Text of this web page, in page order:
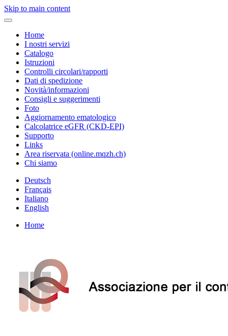
Skip to main content
Home
I nostri servizi
Catalogo
Istruzioni
Controlli circolari/rapporti
Dati di spedizione
Novità/informazioni
Consigli e suggerimenti
Foto
Aggiornamento ematologico
Calcolatrice eGFR (CKD-EPI)
Supporto
Links
Area riservata (online.mqzh.ch)
Chi siamo
Deutsch
Français
Italiano
English
Home